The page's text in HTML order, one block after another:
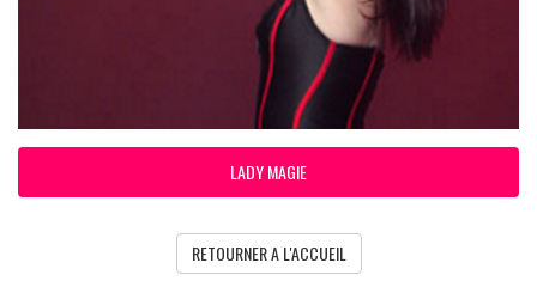
LADY MAGIE
RETOURNER A L'ACCUEIL